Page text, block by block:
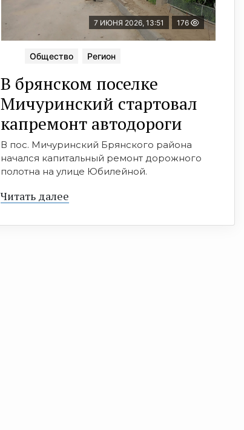
7 ИЮНЯ 2026, 13:51 176
Общество Регион
В брянском поселке
Мичуринский стартовал
капремонт автодороги
В пос. Мичуринский Брянского района
начался капитальный ремонт дорожного
полотна на улице Юбилейной.
Читать далее